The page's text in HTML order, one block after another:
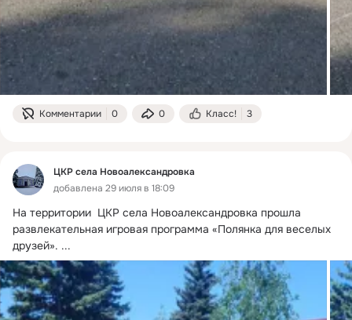
Комментарии 0 0 Класс! 3
ЦКР села Новоалександровка
добавлена 29 июля в 18:09
На территории  ЦКР села Новоалександровка прошла
развлекательная игровая программа «Полянка для веселых
друзей». ...